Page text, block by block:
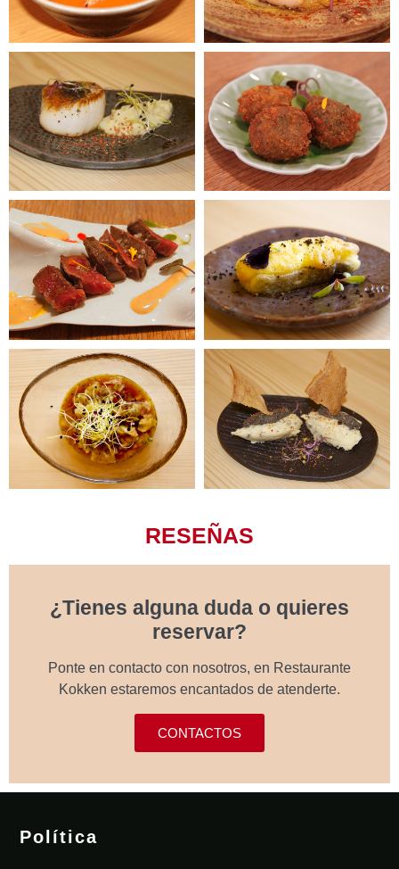
RESEÑAS
¿Tienes alguna duda o quieres
reservar?
Ponte en contacto con nosotros, en Restaurante
Kokken estaremos encantados de atenderte.
CONTACTOS
Política